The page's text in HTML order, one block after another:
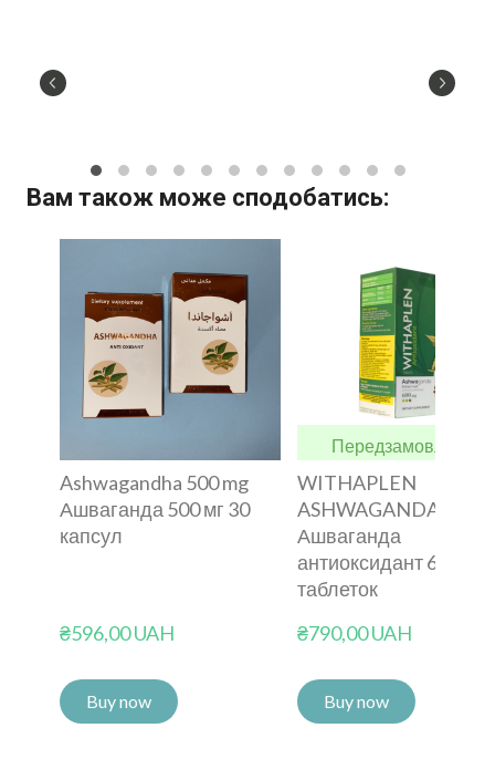
Вам також може сподобатись:
Ashwagandha 500 mg
Ашваганда 500 мг 30
капсул
₴596,00 UAH
Buy now
Передзамовлення
WITHAPLEN
ASHWAGANDA
Ашваганда
антиоксидант 600 мг
таблеток
₴790,00 UAH
Buy now